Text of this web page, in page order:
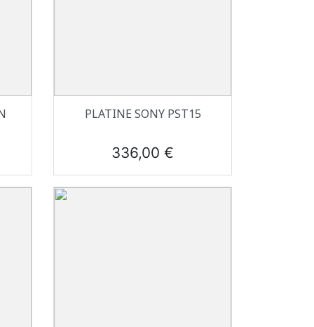
Aperçu rapide
PLATINE SONY PST15
Prix
336,00 €